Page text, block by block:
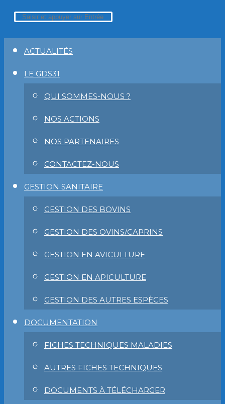
SEARCH
Rechercher
sur
ce
site
Press
Escape
close
the
panel.
ACTUALITÉS
LE GDS31
QUI SOMMES-NOUS ?
NOS ACTIONS
NOS PARTENAIRES
CONTACTEZ-NOUS
GESTION SANITAIRE
GESTION DES BOVINS
GESTION DES OVINS/CAPRINS
GESTION EN AVICULTURE
GESTION EN APICULTURE
GESTION DES AUTRES ESPÈCES
DOCUMENTATION
FICHES TECHNIQUES MALADIES
AUTRES FICHES TECHNIQUES
DOCUMENTS À TÉLÉCHARGER